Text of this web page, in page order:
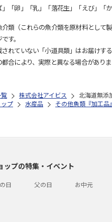
「卵」「乳」「落花生」「えび」「
類（これらの魚介類を原材料として
す。
れていない「小道具類」はお届けす
合により、実際と異なる場合がありま
株式会社アイビス
北海道無
プ 水産品 その他魚類『加工品』
ップの特集・イベント
日 父の日 お中元